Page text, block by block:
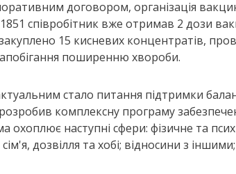
договором, організація
співробітник вже отримав 2 дози
(закуплено 15 кисневих концентратів,
поширенню хвороби.
стало питання підтримки
комплексну програму
охоплює наступні сфери: фізичне та
дозвілля та хобі; відносини з іншими;